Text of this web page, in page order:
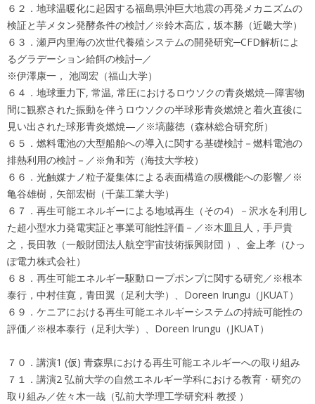
６２．地球温暖化に起因する福島県沖巨大地震の再発メカニズムの
検証と芋メタン発酵条件の検討／※鈴木高広，坂本勝（近畿大学）
６３．瀬戸内里海の次世代養殖システムの開発研究─CFD解析によ
るグラデーション給餌の検討─／
※伊澤康一， 池岡宏（福山大学）
６４．地球重力下, 常温, 常圧におけるロウソクの青炎燃焼—障害物
間に観察された振動を伴うロウソクの半球形青炎燃焼と着火直後に
見い出された球形青炎燃焼—／※塙藤徳（森林総合研究所）
６５．燃料電池の大型船舶への導入に関する基礎検討－燃料電池の
排熱利用の検討－／※角和芳（海技大学校）
６６．光触媒ナノ粒子凝集体による表面構造の膜機能への影響／※
亀谷雄樹，矢部宏樹（千葉工業大学）
６７．再生可能エネルギーによる地域再生（その4）－沢水を利用し
た超小型水力発電実証と事業可能性評価－／※木皿且人，手戸貴
之，長田敦（一般財団法人航空宇宙技術振興財団 ）、金上孝（ひっ
ぽ電力株式会社）
６８．再生可能エネルギー駆動ロープポンプに関する研究／※根本
泰行，中村佳寛，青田翼（足利大学）、Doreen Irungu（JKUAT）
６９．ケニアにおける再生可能エネルギーシステムの持続可能性の
評価／※根本泰行（足利大学）、Doreen Irungu（JKUAT）
７０．講演1 (仮) 青森県における再生可能エネルギーへの取り組み
７１．講演2 弘前大学の自然エネルギー学科における教育・研究の
取り組み／佐々木一哉（弘前大学理工学研究科 教授 ）